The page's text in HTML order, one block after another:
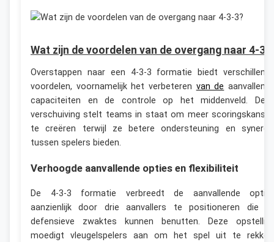
Wat zijn de voordelen van de overgang naar 4-3-
Overstappen naar een 4-3-3 formatie biedt
voordelen, voornamelijk het verbeteren van de
capaciteiten en de controle op het middenveld.
verschuiving stelt teams in staat om meer
te creëren terwijl ze betere ondersteuning en
tussen spelers bieden.
Verhoogde aanvallende opties en flexibiliteit
De 4-3-3 formatie verbreedt de aanvallende
aanzienlijk door drie aanvallers te positioneren die
defensieve zwaktes kunnen benutten. Deze
moedigt vleugelspelers aan om het spel uit te